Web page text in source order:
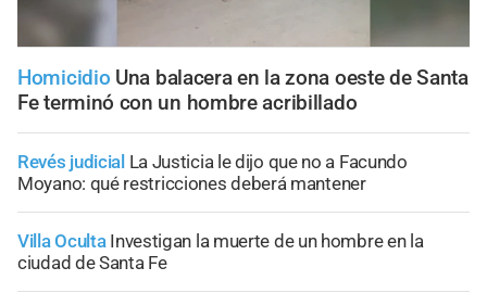
Homicidio Una balacera en la zona oeste de Santa
Fe terminó con un hombre acribillado
Revés judicial La Justicia le dijo que no a Facundo
Moyano: qué restricciones deberá mantener
Villa Oculta Investigan la muerte de un hombre en la
ciudad de Santa Fe